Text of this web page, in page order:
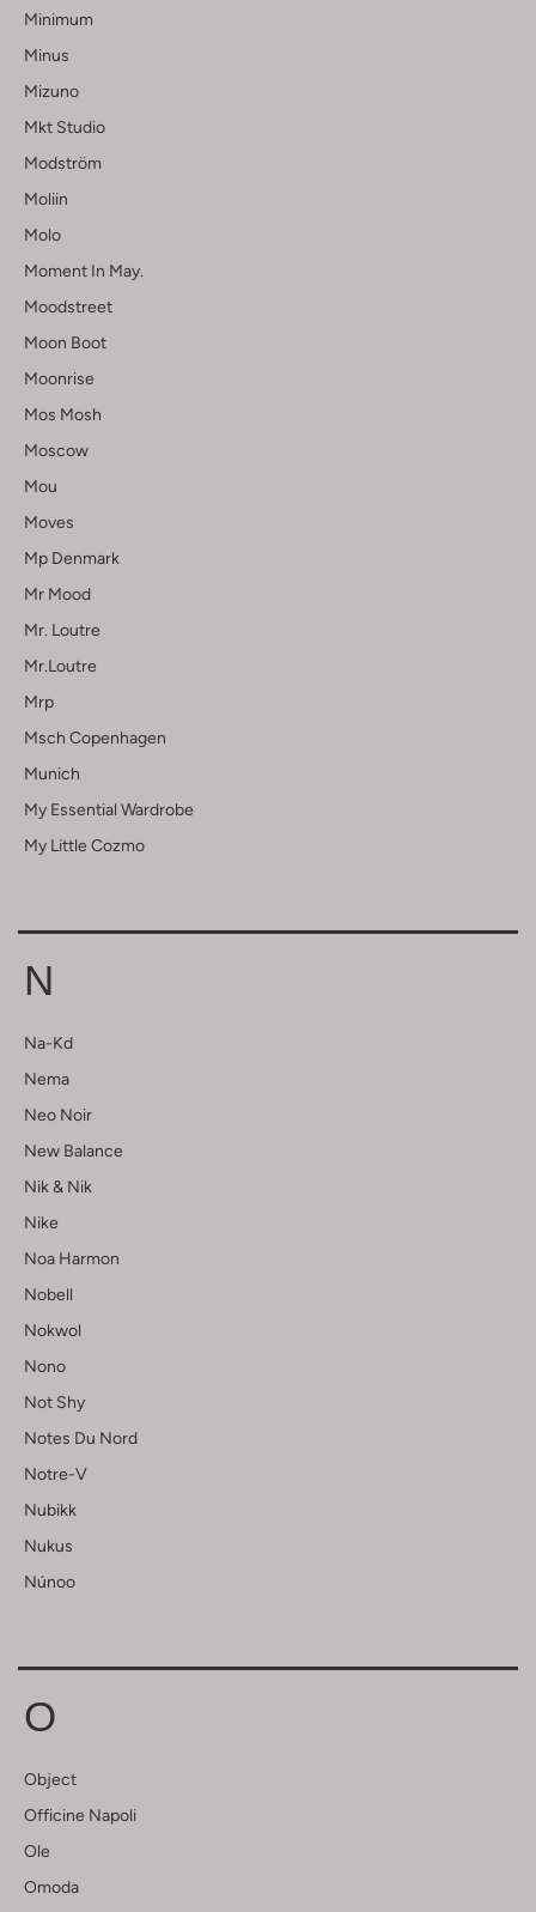
Minimum
Minus
Mizuno
Mkt Studio
Modström
Moliin
Molo
Moment In May.
Moodstreet
Moon Boot
Moonrise
Mos Mosh
Moscow
Mou
Moves
Mp Denmark
Mr Mood
Mr. Loutre
Mr.loutre
Mrp
Msch Copenhagen
Munich
My Essential Wardrobe
My Little Cozmo
N
Na-Kd
Nema
Neo Noir
New Balance
Nik & Nik
Nike
Noa Harmon
Nobell
Nokwol
Nono
Not Shy
Notes Du Nord
Notre-V
Nubikk
Nukus
Núnoo
O
Object
Officine Napoli
Ole
Omoda